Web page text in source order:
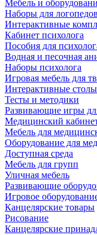
Мебель и
Наборы для логопедов
Интерактивные
Кабинет психолога
Пособия для
Водная и песочная
Наборы психолога
Игровая мебель для
Интерактивные
Тесты и методики
Развивающие игры
Медицинский
Мебель для
Оборудование для
Доступная среда
Мебель для групп
Уличная мебель
Развивающие
Игровое
Канцелярские товары
Рисование
Канцелярские